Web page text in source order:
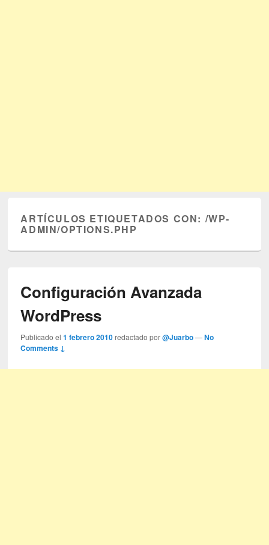
ARTÍCULOS ETIQUETADOS CON: /WP-
ADMIN/OPTIONS.PHP
Configuración Avanzada
WordPress
Publicado el1 febrero 2010 redactado por@Juarbo —No
Comments ↓